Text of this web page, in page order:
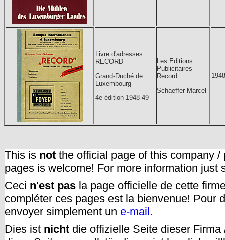
Livre d'adresses
RECORD
Grand-Duché de
Luxembourg
4e édition 1948-49
Les Editions
Publicitaires
Record
Schaeffer Marcel
This is not the official page of this company
pages is welcome! For more information just
Ceci n'est pas la page officielle de cette
compléter ces pages est la bienvenue! Pour
envoyer simplement un e-mail.
Dies ist nicht die offizielle Seite dieser